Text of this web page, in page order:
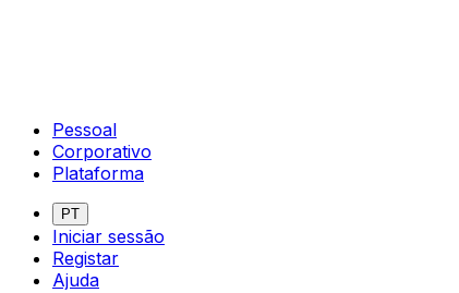
Pessoal
Corporativo
Plataforma
PT
Iniciar sessão
Registar
Ajuda